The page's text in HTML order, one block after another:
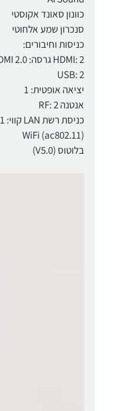
כוונון סאונד אקוסטי
סנכרון שמע אלחוטי
כניסות וחיבורים:
HDMI: 2 גרסה: HDMI 2.0
USB: 2
יציאה אופטית: 1
אנטנה RF: 2
כניסת רשת LAN קווי: 1
WiFi (ac802.11)
בלוטוס (V5.0)